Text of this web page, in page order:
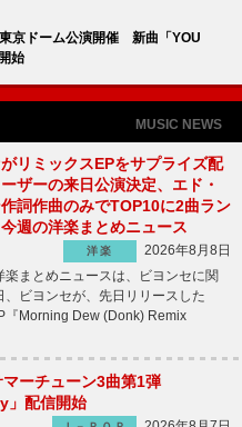
京ドーム公演開催 新曲「YOU
始
MUSIC NEWS
リミックスEPをサプライズ配
ザーの来日公演決定、エド・
詞作曲のみでTOP10に2曲ラン
週の洋楽まとめニュース
洋楽
2026年8月8日
まとめニュースは、ビヨンセに関
ビヨンセが、先日リリースした
『Morning Dew (Donk) Remix
ーチューン3曲第1弾
」配信開始